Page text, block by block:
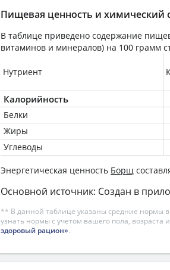
Пищевая ценность и химический
В таблице приведено содержание
витаминов и минералов) на 100 грамм
Нутриент
Калорийность
Белки
Жиры
Углеводы
Энергетическая ценность Борщ
Основной источник: Создан в
** В данной таблице указаны средние нормы
узнать нормы с учетом вашего пола, возраста
здоровый рацион».